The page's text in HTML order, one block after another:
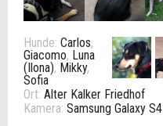
Hunde: Carlos,
Giacomo, Luna
(Ilona), Mikky,
Sofia
Ort: Alter Kalker Friedhof
Kamera: Samsung Galaxy S4